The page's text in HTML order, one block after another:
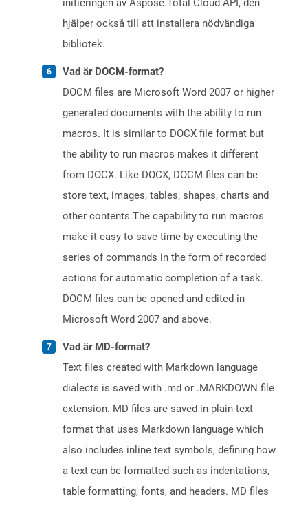
initieringen av Aspose.Total Cloud API, den
hjälper också till att installera nödvändiga
bibliotek.
Vad är DOCM-format?
DOCM files are Microsoft Word 2007 or higher
generated documents with the ability to run
macros. It is similar to DOCX file format but
the ability to run macros makes it different
from DOCX. Like DOCX, DOCM files can be
store text, images, tables, shapes, charts and
other contents.The capability to run macros
make it easy to save time by executing the
series of commands in the form of recorded
actions for automatic completion of a task.
DOCM files can be opened and edited in
Microsoft Word 2007 and above.
Vad är MD-format?
Text files created with Markdown language
dialects is saved with .md or .MARKDOWN file
extension. MD files are saved in plain text
format that uses Markdown language which
also includes inline text symbols, defining how
a text can be formatted such as indentations,
table formatting, fonts, and headers. MD files